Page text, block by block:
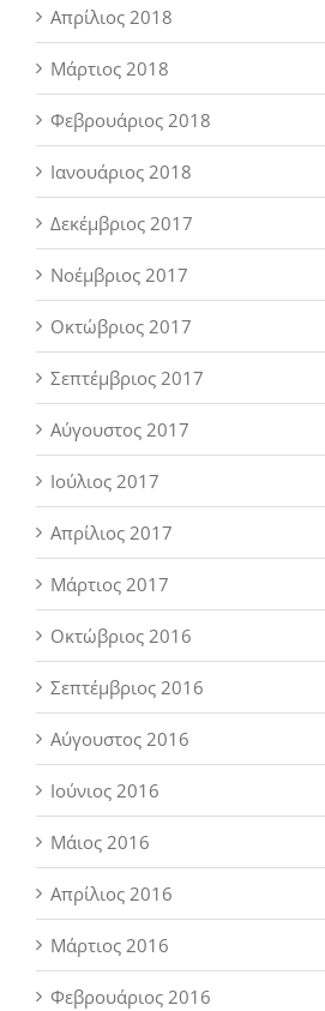
Απρίλιος 2018
Μάρτιος 2018
Φεβρουάριος 2018
Ιανουάριος 2018
Δεκέμβριος 2017
Νοέμβριος 2017
Οκτώβριος 2017
Σεπτέμβριος 2017
Αύγουστος 2017
Ιούλιος 2017
Απρίλιος 2017
Μάρτιος 2017
Οκτώβριος 2016
Σεπτέμβριος 2016
Αύγουστος 2016
Ιούνιος 2016
Μάιος 2016
Απρίλιος 2016
Μάρτιος 2016
Φεβρουάριος 2016